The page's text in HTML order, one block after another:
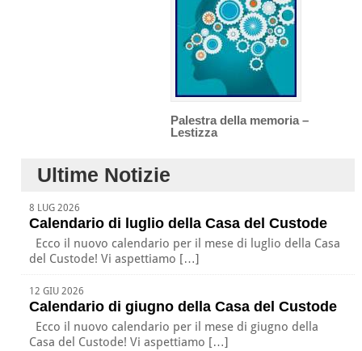
Palestra della memoria –
Lestizza
Ultime Notizie
8 LUG 2026
Calendario di luglio della Casa del Custode
Ecco il nuovo calendario per il mese di luglio della Casa
del Custode! Vi aspettiamo […]
12 GIU 2026
Calendario di giugno della Casa del Custode
Ecco il nuovo calendario per il mese di giugno della
Casa del Custode! Vi aspettiamo […]